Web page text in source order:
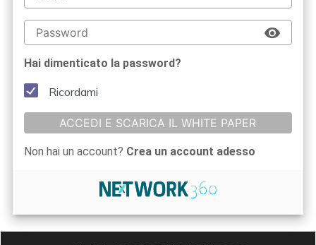
Hai dimenticato la password?
Ricordami
ACCEDI E SCARICA IL WHITE PAPER
Non hai un account? Crea un account adesso